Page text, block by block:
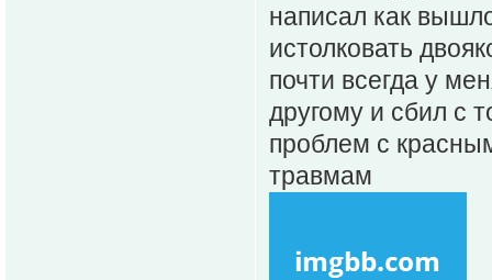
написал как
истолковать
почти всегда у
другому и сбил с
проблем с
травмам